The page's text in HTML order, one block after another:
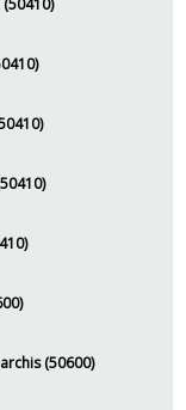
(50600)